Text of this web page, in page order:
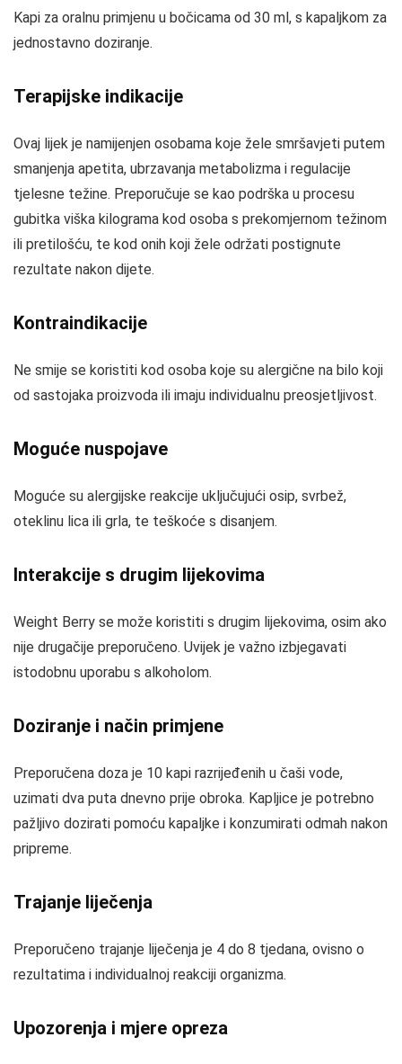
Kapi za oralnu primjenu u bočicama od 30 ml, s kapaljkom za
jednostavno doziranje.
Terapijske indikacije
Ovaj lijek je namijenjen osobama koje žele smršavjeti putem
smanjenja apetita, ubrzavanja metabolizma i regulacije
tjelesne težine. Preporučuje se kao podrška u procesu
gubitka viška kilograma kod osoba s prekomjernom težinom
ili pretilošću, te kod onih koji žele održati postignute
rezultate nakon dijete.
Kontraindikacije
Ne smije se koristiti kod osoba koje su alergične na bilo koji
od sastojaka proizvoda ili imaju individualnu preosjetljivost.
Moguće nuspojave
Moguće su alergijske reakcije uključujući osip, svrbež,
oteklinu lica ili grla, te teškoće s disanjem.
Interakcije s drugim lijekovima
Weight Berry se može koristiti s drugim lijekovima, osim ako
nije drugačije preporučeno. Uvijek je važno izbjegavati
istodobnu uporabu s alkoholom.
Doziranje i način primjene
Preporučena doza je 10 kapi razrijeđenih u čaši vode,
uzimati dva puta dnevno prije obroka. Kapljice je potrebno
pažljivo dozirati pomoću kapaljke i konzumirati odmah nakon
pripreme.
Trajanje liječenja
Preporučeno trajanje liječenja je 4 do 8 tjedana, ovisno o
rezultatima i individualnoj reakciji organizma.
Upozorenja i mjere opreza